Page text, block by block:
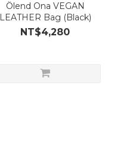
Ölend Ona VEGAN
LEATHER Bag (Black)
NT$4,280